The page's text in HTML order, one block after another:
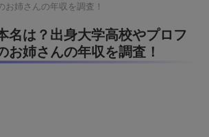
お姉さんの年収を調査！
名は？出身大学高校やプロフ
お姉さんの年収を調査！